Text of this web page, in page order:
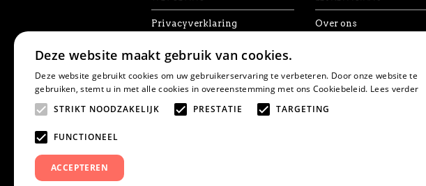
Privacyverklaring
Disclaimer
Cookies
Herroepingsrecht
Over ons
Favorieten
Postcrossing
Snailmail
Deze website maakt gebruik van cookies.
Deze website gebruikt cookies om uw gebruikerservaring te verbeteren. Door onze website te
gebruiken, stemt u in met alle cookies in overeenstemming met ons Cookiebeleid. Lees verder
STRIKT NOODZAKELIJK
PRESTATIE TARGETING
FUNCTIONEEL
ACCEPTEREN